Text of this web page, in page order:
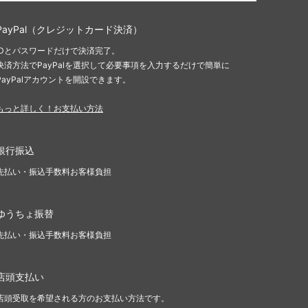
（クレジットカード決済）
とパスワードだけで決済完了。
済方法でPayPalを選択して必要事項を入力するだけで簡単に
アカウントを開設できます。
っと詳しく！お支払い方法
行振込
払い・振込手数料お客様負担
うちょ振替
払い・振込手数料お客様負担
頭支払い
頭受取を希望される方のお支払い方法です。